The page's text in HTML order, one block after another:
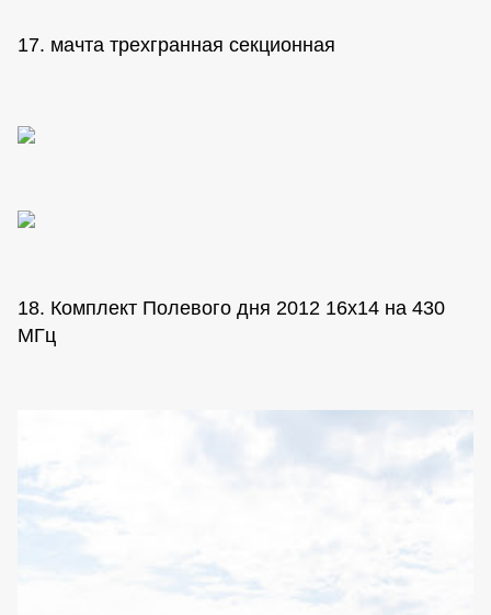
17. мачта трехгранная секционная
18. Комплект Полевого дня 2012 16х14 на 430
МГц